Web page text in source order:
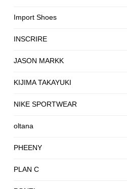
Import Shoes
INSCRIRE
JASON MARKK
KIJIMA TAKAYUKI
NIKE SPORTWEAR
oltana
PHEENY
PLAN C